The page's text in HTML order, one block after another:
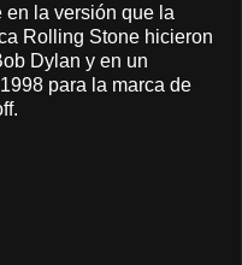
en la versión que la
Rolling Stone hicieron
Dylan y en un
para la marca de